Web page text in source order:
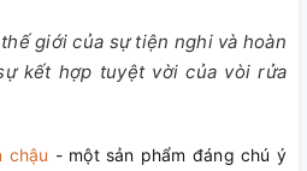
giới của sự tiện nghi và hoàn
kết hợp tuyệt vời của vòi rửa
chậu - một sản phẩm đáng chú ý